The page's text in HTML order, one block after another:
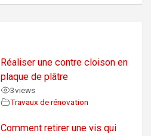
Réaliser une contre cloison en
plaque de plâtre
3views
Travaux de rénovation
Comment retirer une vis qui